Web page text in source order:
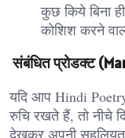
कुछ किये बिना
कोशिश करने
संबंधित प्रोडक्ट
यदि आप Hindi
रुचि रखते हैं, तो नीचे